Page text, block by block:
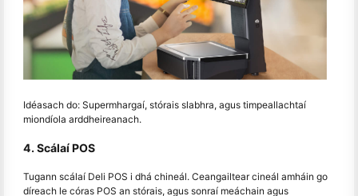
Idéasach do: Supermhargaí, stórais slabhra, agus timpeallachtaí
miondíola arddheireanach.
4. Scálaí POS
Tugann scálaí Deli POS i dhá chineál. Ceangailtear cineál amháin go
díreach le córas POS an stórais, agus sonraí meáchain agus